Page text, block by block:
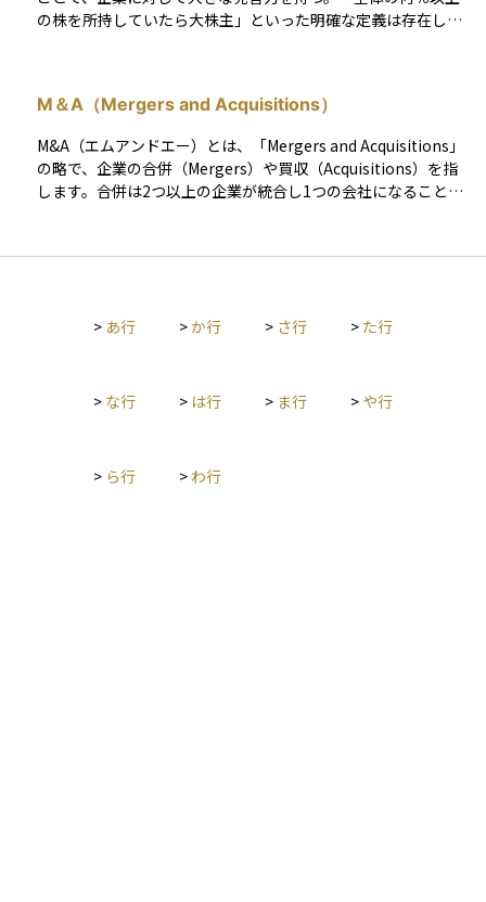
す。
の株を所持していたら大株主」といった明確な定義は存在しな
M＆A（Mergers and Acquisitions）
M&A（エムアンドエー）とは、「Mergers and Acquisitions」
の略で、企業の合併（Mergers）や買収（Acquisitions）を指
します。合併は2つ以上の企業が統合し1つの会社になること
り、新規市場に参入したりする手段として活用されます。特に
す。また、M&Aは企業の合併・買収だけでなく、業務提携など
では買収先企業の同意のもとで取引が進められますが、敵対的
争力を強化する重要な経営戦略の一つです。しかし、企業文化
> あ行 >か行 > さ行 > た行
> な行 > は行 > ま行 > や行
> ら行 > わ行